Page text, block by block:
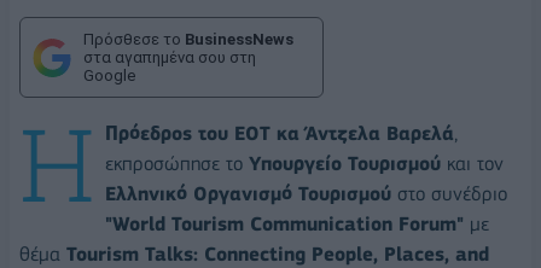
Πρόσθεσε το BusinessNews
στα αγαπημένα σου στη
Google
Η Πρόεδρος του ΕΟΤ κα Άντζελα Βαρελά,
εκπροσώπησε το Υπουργείο Τουρισμού και τον
Ελληνικό Οργανισμό Τουρισμού στο συνέδριο
"World Tourism Communication Forum" με
θέμα Tourism Talks: Connecting People, Places, and